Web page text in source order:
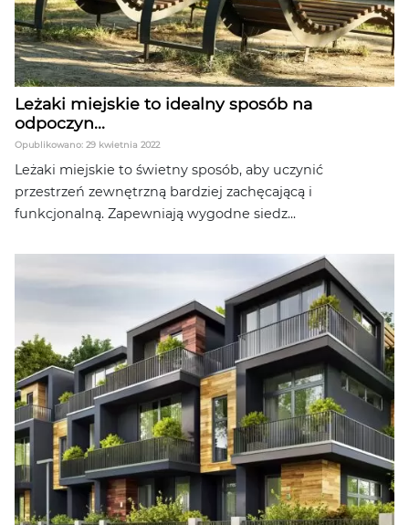
Leżaki miejskie to idealny sposób na
odpoczyn...
Opublikowano: 29 kwietnia 2022
Leżaki miejskie to świetny sposób, aby uczynić
przestrzeń zewnętrzną bardziej zachęcającą i
funkcjonalną. Zapewniają wygodne siedz...